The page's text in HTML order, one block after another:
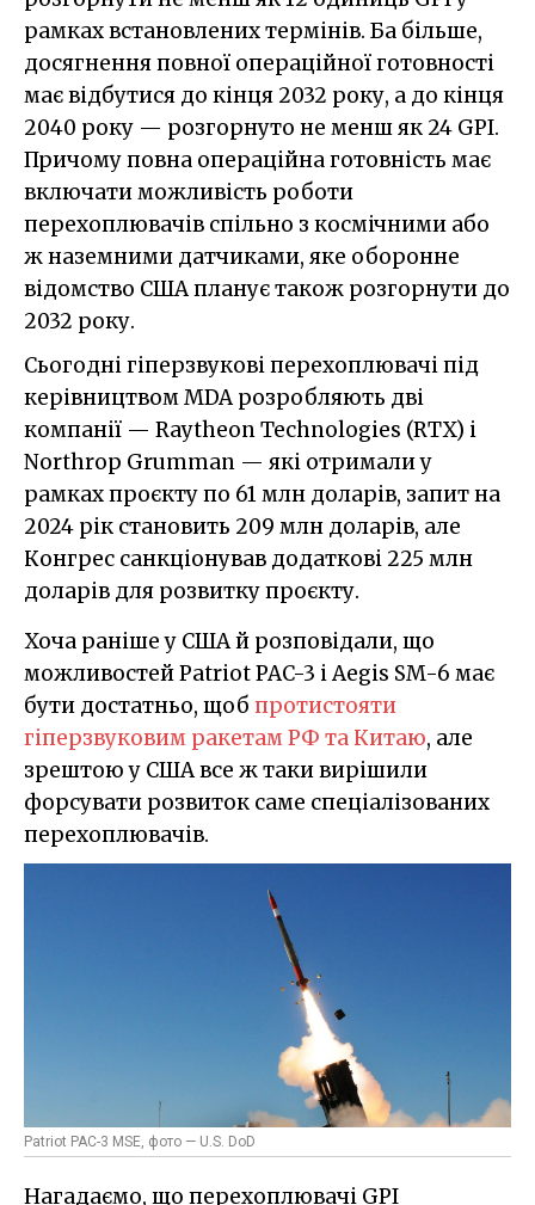
рамках встановлених термінів. Ба більше,
досягнення повної операційної готовності
має відбутися до кінця 2032 року, а до кінця
2040 року — розгорнуто не менш як 24 GPI.
Причому повна операційна готовність має
включати можливість роботи
перехоплювачів спільно з космічними або
ж наземними датчиками, яке оборонне
відомство США планує також розгорнути до
2032 року.
Сьогодні гіперзвукові перехоплювачі під
керівництвом MDA розробляють дві
компанії — Raytheon Technologies (RTX) і
Northrop Grumman — які отримали у
рамках проєкту по 61 млн доларів, запит на
2024 рік становить 209 млн доларів, але
Конгрес санкціонував додаткові 225 млн
доларів для розвитку проєкту.
Хоча раніше у США й розповідали, що
можливостей Patriot PAC-3 і Aegis SM-6 має
бути достатньо, щоб протистояти
гіперзвуковим ракетам РФ та Китаю, але
зрештою у США все ж таки вирішили
форсувати розвиток саме спеціалізованих
перехоплювачів.
Patriot PAC-3 MSE, фото — U.S. DoD
Нагадаємо, що перехоплювачі GPI